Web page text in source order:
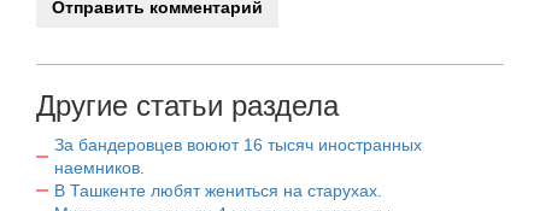
Другие статьи раздела
За бандеровцев воюют 16 тысяч иностранных
наемников.
В Ташкенте любят жениться на старухах.